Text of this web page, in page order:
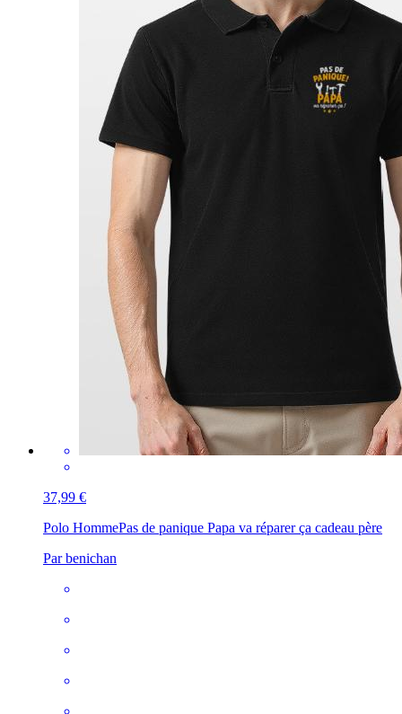
37,99 €
Polo HommePas de panique Papa va réparer ça cadeau père
Par benichan